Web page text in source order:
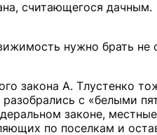
считающегося дачным.
нужно брать
закона А. Тлустенко
с «белыми
законе,
по поселкам и